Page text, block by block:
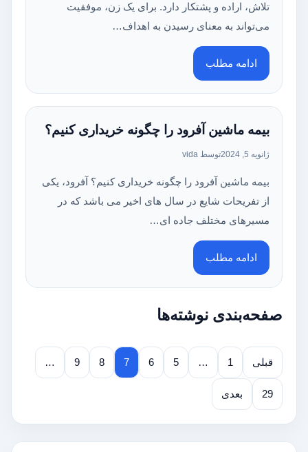
تلاش، اراده و پشتکار دارد. برای یک زن، موفقیت
می‌تواند به معنای رسیدن به اهداف…
ادامه مطلب
بیمه ماشین آفرود را چگونه خریداری کنیم؟
ژانویه 5, 2024 توسط vida
بیمه ماشین آفرود را چگونه خریداری کنیم؟ آفرود، یکی
از تفریحات شایع در سال های اخیر می باشد که در
مسیرهای مختلف جاده ای…
ادامه مطلب
صفحه‌بندی نوشته‌ها
قبلی 1
…
5
6
7
8
9
…
29 بعدی